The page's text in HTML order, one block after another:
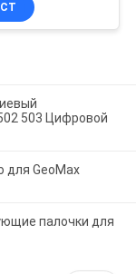
503 Цифровой
для GeoMax
палочки для